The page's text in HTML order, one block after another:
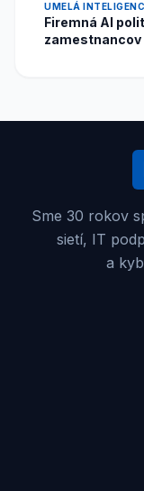
UMELÁ
Firemná AI
zamestnancov
Sme 30 rokov
sietí, IT
a